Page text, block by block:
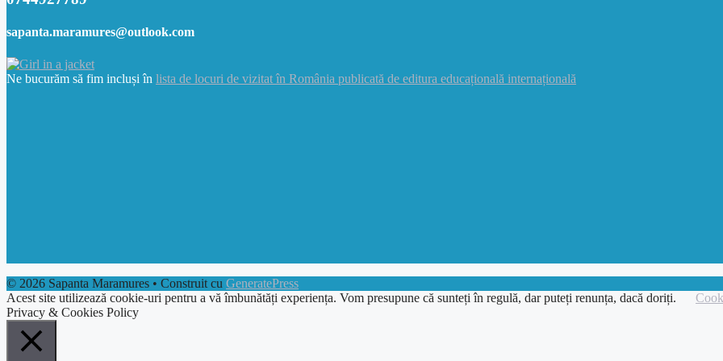
sapanta.maramures@outlook.com
Ne bucurăm să fim incluși în lista de locuri de vizitat în România publicată de editura educațională internațională
© 2026 Sapanta Maramures • Construit cu GeneratePress
Acest site utilizează cookie-uri pentru a vă îmbunătăți experiența. Vom presupune că sunteți în regulă, dar puteți renunța, dacă doriți.
Privacy & Cookies Policy